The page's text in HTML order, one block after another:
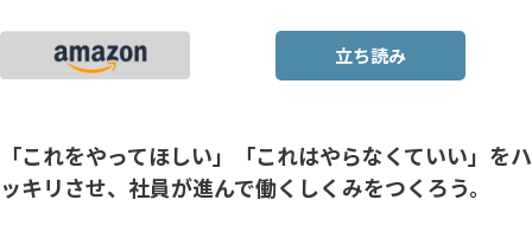
立ち読み
「これをやってほしい」「これはやらなくていい」をハ
ッキリさせ、社員が進んで働くしくみをつくろう。